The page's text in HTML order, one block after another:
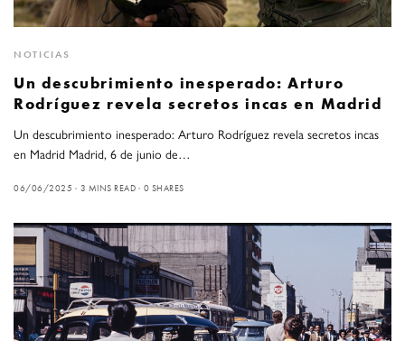
NOTICIAS
Un descubrimiento inesperado: Arturo
Rodríguez revela secretos incas en Madrid
Un descubrimiento inesperado: Arturo Rodríguez revela secretos incas
en Madrid Madrid, 6 de junio de…
06/06/2025 3 MINS READ 0 SHARES